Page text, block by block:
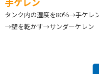
タンク内の湿度を80％→手ケレ
→壁を乾かす→サンダーケレン